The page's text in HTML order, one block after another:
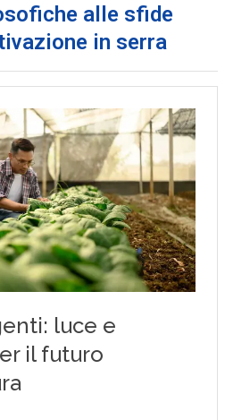
alle sfide
in serra